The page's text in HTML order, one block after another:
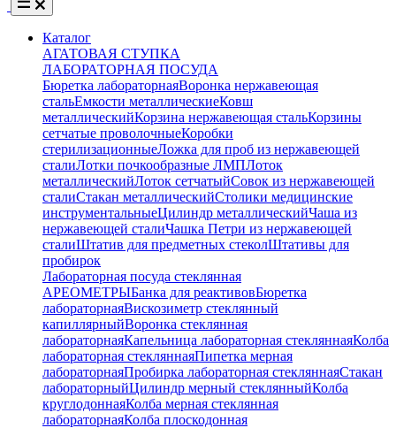
Каталог
АГАТОВАЯ СТУПКА
ЛАБОРАТОРНАЯ ПОСУДА
Бюретка лабораторнаяВоронка нержавеющая
стальЕмкости металлическиеКовш
металлическийКорзина нержавеющая стальКорзины
сетчатые проволочныеКоробки
стерилизационныеЛожка для проб из нержавеющей
сталиЛотки почкообразные ЛМПЛоток
металлическийЛоток сетчатыйСовок из нержавеющей
сталиСтакан металлическийСтолики медицинские
инструментальныеЦилиндр металлическийЧаша из
нержавеющей сталиЧашка Петри из нержавеющей
сталиШтатив для предметных стеколШтативы для
пробирок
Лабораторная посуда стеклянная
АРЕОМЕТРЫБанка для реактивовБюретка
лабораторнаяВискозиметр стеклянный
капиллярныйВоронка стеклянная
лабораторнаяКапельница лабораторная стекляннаяКолба
лабораторная стекляннаяПипетка мерная
лабораторнаяПробирка лабораторная стекляннаяСтакан
лабораторныйЦилиндр мерный стеклянныйКолба
круглодоннаяКолба мерная стеклянная
лабораторнаяКолба плоскодонная